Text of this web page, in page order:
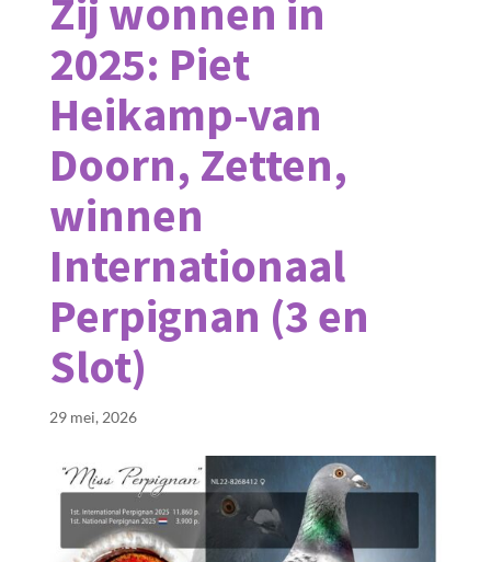
Zij wonnen in
2025: Piet
Heikamp-van
Doorn, Zetten,
winnen
Internationaal
Perpignan (3 en
Slot)
29 mei, 2026